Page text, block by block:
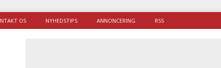
OS NYHEDSTIPS ANNONCERING RSS